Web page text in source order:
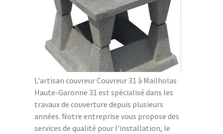
L'artisan couvreur Couvreur 31 à Mailholas
Haute-Garonne 31 est spécialisé dans les
travaux de couverture depuis plusieurs
années. Notre entreprise vous propose des
services de qualité pour l'installation, le